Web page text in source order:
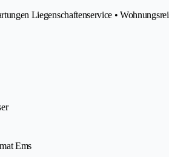
Liegenschaftenservice •
Ems